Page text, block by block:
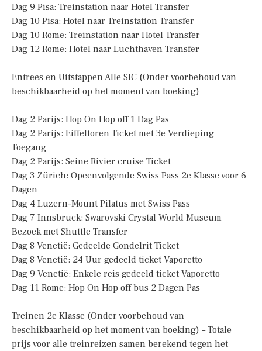
Dag 9 Pisa: Treinstation naar Hotel Transfer
Dag 10 Pisa: Hotel naar Treinstation Transfer
Dag 10 Rome: Treinstation naar Hotel Transfer
Dag 12 Rome: Hotel naar Luchthaven Transfer
Entrees en Uitstappen Alle SIC (Onder voorbehoud van
beschikbaarheid op het moment van boeking)
Dag 2 Parijs: Hop On Hop off 1 Dag Pas
Dag 2 Parijs: Eiffeltoren Ticket met 3e Verdieping
Toegang
Dag 2 Parijs: Seine Rivier cruise Ticket
Dag 3 Zürich: Opeenvolgende Swiss Pass 2e Klasse voor 6
Dagen
Dag 4 Luzern-Mount Pilatus met Swiss Pass
Dag 7 Innsbruck: Swarovski Crystal World Museum
Bezoek met Shuttle Transfer
Dag 8 Venetië: Gedeelde Gondelrit Ticket
Dag 8 Venetië: 24 Uur gedeeld ticket Vaporetto
Dag 9 Venetië: Enkele reis gedeeld ticket Vaporetto
Dag 11 Rome: Hop On Hop off bus 2 Dagen Pas
Treinen 2e Klasse (Onder voorbehoud van
beschikbaarheid op het moment van boeking) – Totale
prijs voor alle treinreizen samen berekend tegen het